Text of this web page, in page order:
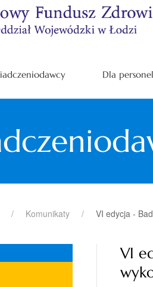
Dla
Komunikaty VI edycja -
VI